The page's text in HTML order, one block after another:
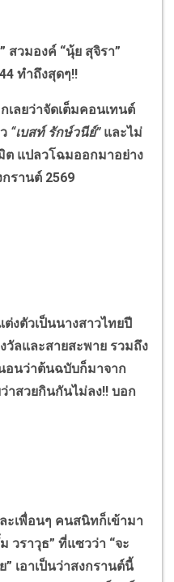
สวมองค์ “นุ้ย สุจิรา”
ทำถึงสุดๆ!!
ยว่าจัดเต็มคอนเทนต์
“เบสท์ รักษ์วนีย์”และไม่
ต แปลวโฉมออกมาอย่าง
กรานต์ 2569
ตัวเป็นนางสาวไทยปี
วัลและสายสะพาย รวมถึง
อนว่าต้นฉบับก็มาจาก
าสวยกินกันไม่ลง!! บอก
พื่อนๆ คนสนิทก็เข้ามา
วราวุธ” ที่แซวว่า “จะ
” เอาเป็นว่าสงกรานต์นี้